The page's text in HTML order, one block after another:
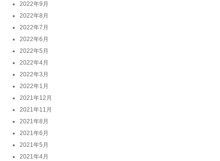
2022年9月
2022年8月
2022年7月
2022年6月
2022年5月
2022年4月
2022年3月
2022年1月
2021年12月
2021年11月
2021年8月
2021年6月
2021年5月
2021年4月